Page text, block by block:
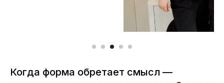
Когда форма обретает смысл —